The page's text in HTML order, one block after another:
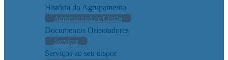
História do Agrupamento
Administração e Gestão
Documentos Orientadores
Serviços
Serviços ao seu dispor